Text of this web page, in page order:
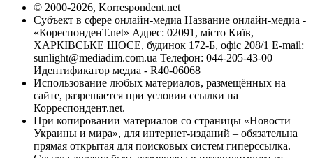
© 2000-2026, Korrespondent.net
Субъект в сфере онлайн-медиа Название онлайн-медиа -
«КореспонденТ.net» Адрес: 02091, місто Київ,
ХАРКІВСЬКЕ ШОСЕ, будинок 172-Б, офіс 208/1 E-mail:
sunlight@mediadim.com.ua Телефон: 044-205-43-00
Идентификатор медиа - R40-06068
Использование любых материалов, размещённых на
сайте, разрешается при условии ссылки на
Корреспондент.net.
При копировании материалов со страницы «Новости
Украины и мира», для интернет-изданий – обязательна
прямая открытая для поисковых систем гиперссылка.